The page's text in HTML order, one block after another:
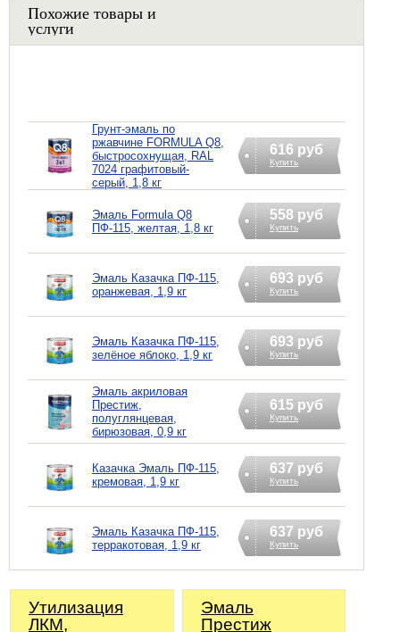
Похожие товары и
услуги
Грунт-эмаль по
ржавчине FORMULA Q8,
быстросохнущая, RAL
7024 графитовый-
серый, 1,8 кг
616 руб
Купить
Эмаль Formula Q8
ПФ-115, желтая, 1,8 кг
558 руб
Купить
Эмаль Казачка ПФ-115,
оранжевая, 1,9 кг
693 руб
Купить
Эмаль Казачка ПФ-115,
зелёное яблоко, 1,9 кг
693 руб
Купить
Эмаль акриловая
Престиж,
полуглянцевая,
бирюзовая, 0,9 кг
615 руб
Купить
Казачка Эмаль ПФ-115,
кремовая, 1,9 кг
637 руб
Купить
Эмаль Казачка ПФ-115,
терракотовая, 1,9 кг
637 руб
Купить
Утилизация
ЛКМ,
Эмаль
Престиж